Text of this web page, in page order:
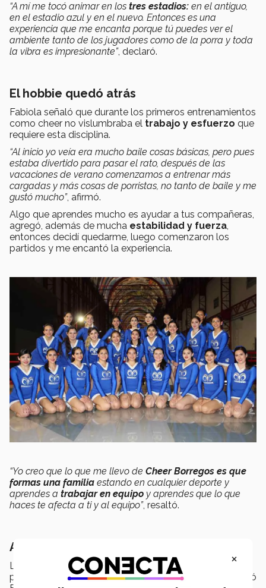
“A mí me tocó animar en los tres estadios: en el antiguo,
en el estadio azul y en el nuevo. Entonces es una
experiencia que me encanta porque tú puedes ver el
ambiente tanto de los jugadores como de la porra y toda
la vibra es impresionante”, declaró.
El hobbie quedó atrás
Fabiola señaló que durante los primeros entrenamientos
como cheer no vislumbraba el trabajo y esfuerzo que
requiere esta disciplina.
“Al inicio yo veía era mucho baile cosas básicas, pero pues
estaba divertido para pasar el rato, después de las
vacaciones de verano comenzamos a entrenar más
cargadas y más cosas de porristas, no tanto de baile y me
gustó mucho”, afirmó.
Algo que aprendes mucho es ayudar a tus compañeras,
agregó, además de mucha estabilidad y fuerza,
entonces decidí quedarme, luego comenzaron los
partidos y me encantó la experiencia.
“Yo creo que lo que me llevo de Cheer Borregos es que
formas una familia estando en cualquier deporte y
aprendes a trabajar en equipo y aprendes que lo que
haces te afecta a ti y al equipo”, resaltó.
Aprendizaje sin fronteras
La persona que entró al Tec no es la misma que sale
porque siento que mi madurez cambió bastante, aceptó
×